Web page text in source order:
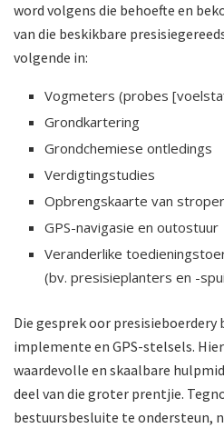
word volgens die behoefte en
van die beskikbare
volgende in:
Vogmeters (probes
Grondkartering
Grondchemiese ontledings
Verdigtingstudies
Opbrengskaarte van
GPS-navigasie en outostuur
Veranderlike
(bv. presisieplanters en -
Die gesprek oor presisieboerdery
implemente en GPS-stelsels.
waardevolle en skaalbare
deel van die groter prentjie.
bestuursbesluite te ondersteun,